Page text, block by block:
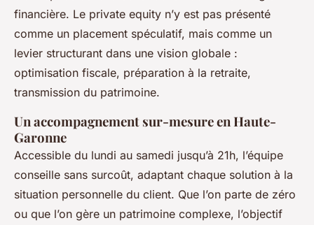
financière. Le private equity n’y est pas présenté
comme un placement spéculatif, mais comme un
levier structurant dans une vision globale :
optimisation fiscale, préparation à la retraite,
transmission du patrimoine.
Un accompagnement sur-mesure en Haute-
Garonne
Accessible du lundi au samedi jusqu’à 21h, l’équipe
conseille sans surcoût, adaptant chaque solution à la
situation personnelle du client. Que l’on parte de zéro
ou que l’on gère un patrimoine complexe, l’objectif